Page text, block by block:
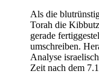
Als die
Torah die
gerade
umschreiben.
Analyse
Zeit nach dem